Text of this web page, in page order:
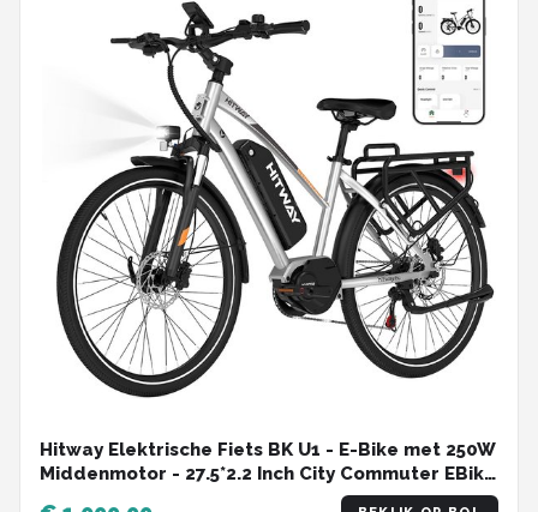
Hitway Elektrische Fiets BK U1 - E-Bike met 250W
Middenmotor - 27.5*2.2 Inch City Commuter EBike
met Afneembare 36V 13Ah Lithium Batterij - 7